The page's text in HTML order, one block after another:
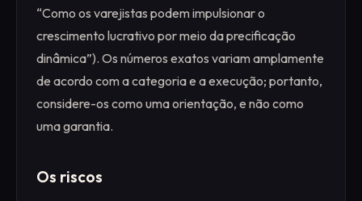
“Como os varejistas podem impulsionar o
crescimento lucrativo por meio da precificação
dinâmica”). Os números exatos variam amplamente
de acordo com a categoria e a execução; portanto,
considere-os como uma orientação, e não como
uma garantia.
Os riscos